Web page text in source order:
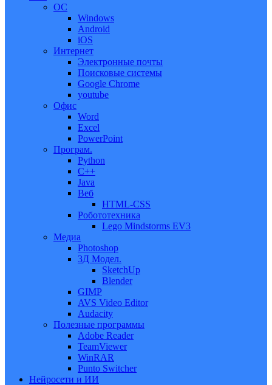
ОС
Windows
Android
iOS
Интернет
Электронные почты
Поисковые системы
Google Chrome
youtube
Офис
Word
Excel
PowerPoint
Програм.
Python
C++
Java
Веб
HTML-CSS
Робототехника
Lego Mindstorms EV3
Медиа
Photoshop
3Д Модел.
SketchUp
Blender
GIMP
AVS Video Editor
Audacity
Полезные программы
Adobe Reader
TeamViewer
WinRAR
Punto Switcher
Нейросети и ИИ